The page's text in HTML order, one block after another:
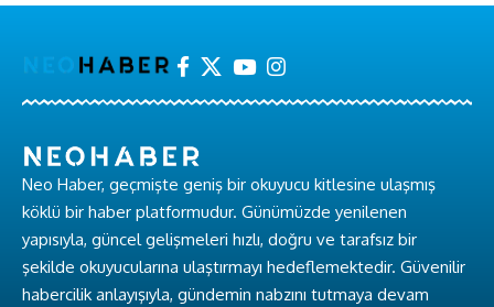
Neo Haber, geçmişte geniş bir okuyucu kitlesine ulaşmış
köklü bir haber platformudur. Günümüzde yenilenen
yapısıyla, güncel gelişmeleri hızlı, doğru ve tarafsız bir
şekilde okuyucularına ulaştırmayı hedeflemektedir. Güvenilir
habercilik anlayışıyla, gündemin nabzını tutmaya devam